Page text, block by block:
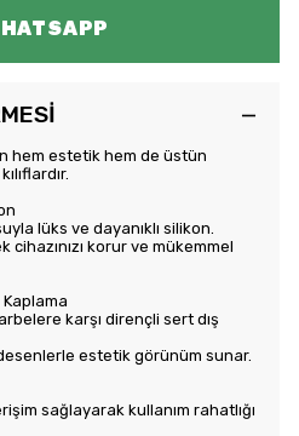
hem estetik hem de üstün
lüks ve dayanıklı silikon.
korur ve mükemmel
Kaplama
karşı dirençli sert dış
estetik görünüm sunar.
sağlayarak kullanım rahatlığı